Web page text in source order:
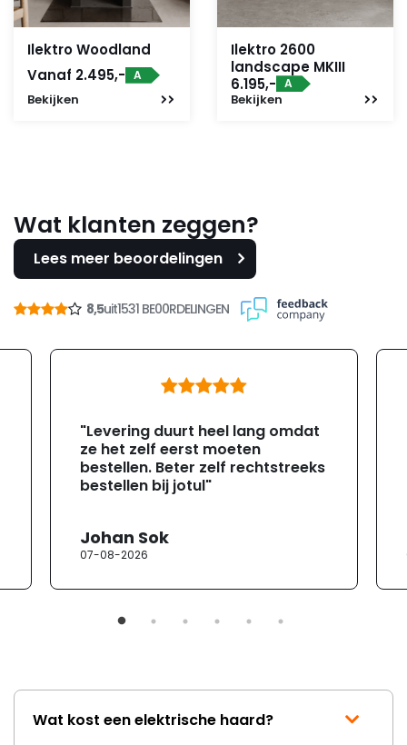
Ilektro Woodland
Vanaf 2.495,- A
Bekijken
Ilektro 2600
landscape MKIII
6.195,- A
Bekijken
Wat klanten zeggen?
Lees meer beoordelingen
8,5uit1531 BE00RDELINGEN
"Levering duurt heel lang omdat
ze het zelf eerst moeten
bestellen. Beter zelf rechtstreeks
bestellen bij jotul"
Johan Sok
07-08-2026
Wat kost een elektrische haard?